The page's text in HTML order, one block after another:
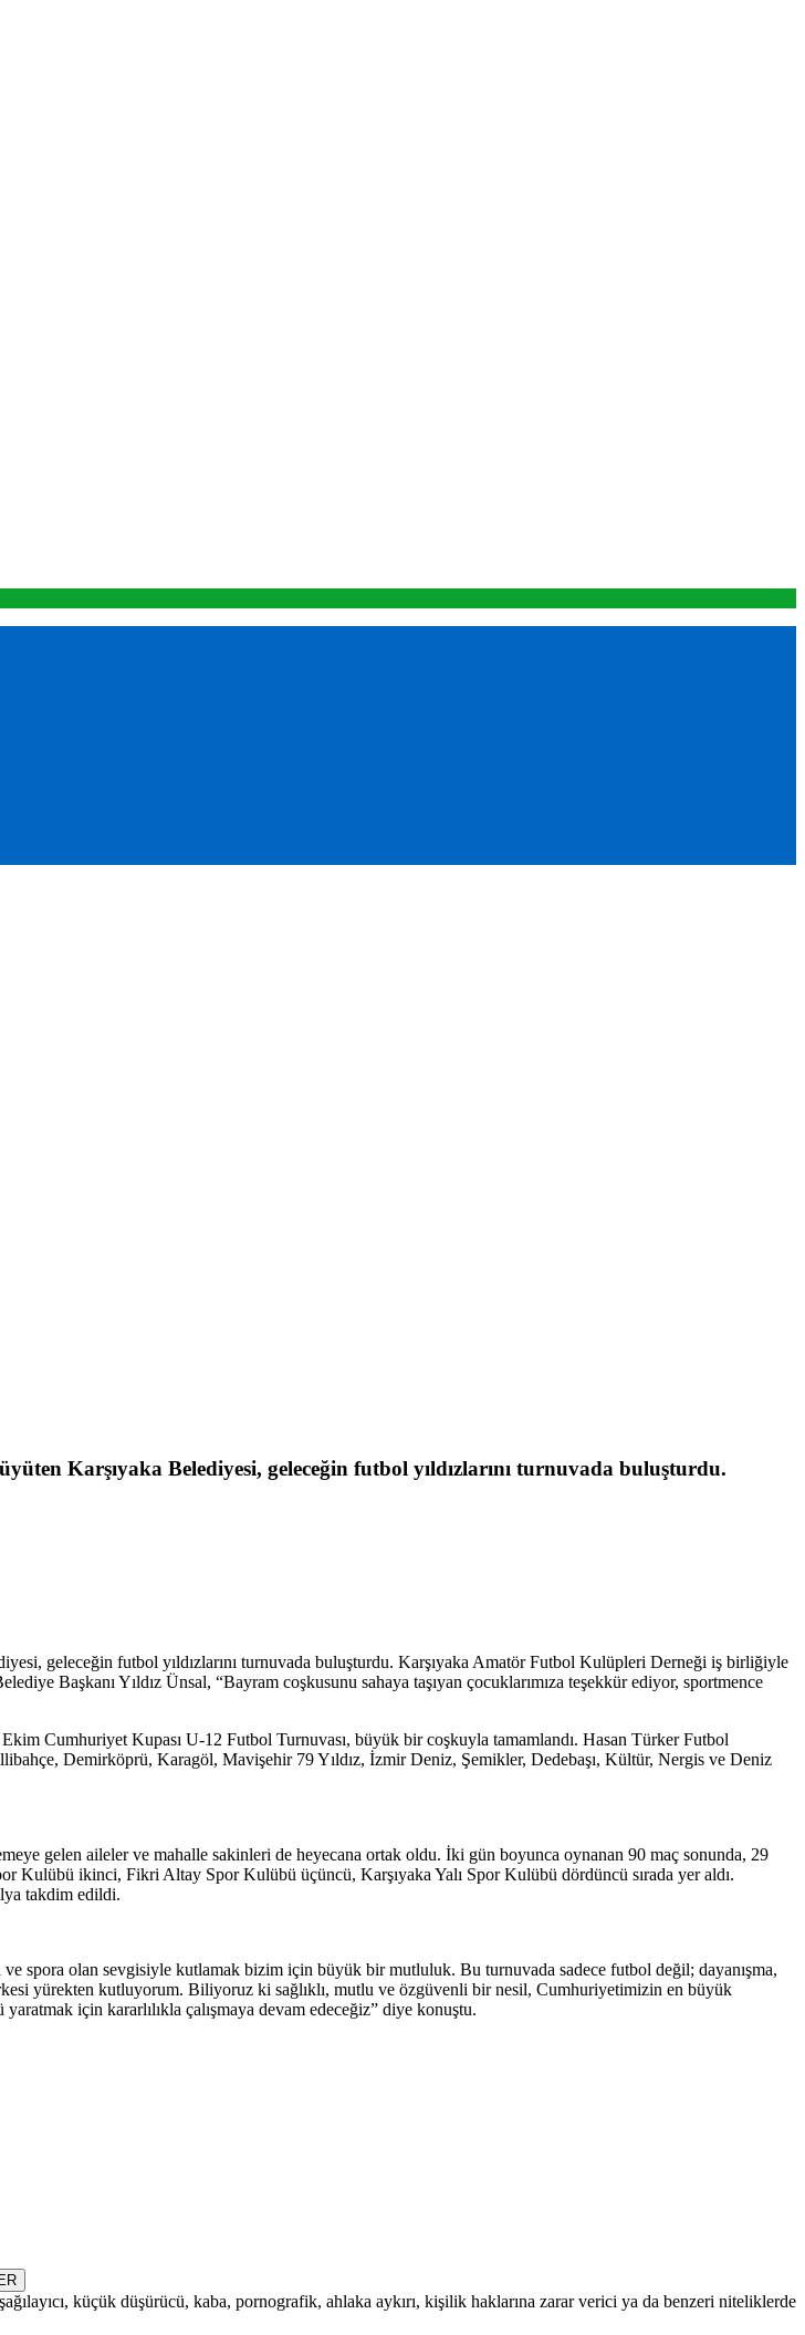
Karşıyaka Belediyesi, geleceğin futbol yıldızlarını turnuvada buluşturdu.
geleceğin futbol yıldızlarını turnuvada buluşturdu. Karşıyaka Amatör Futbol Kulüpleri Derneği iş birliğiyle
Başkanı Yıldız Ünsal, “Bayram coşkusunu sahaya taşıyan çocuklarımıza teşekkür ediyor, sportmence
Cumhuriyet Kupası U-12 Futbol Turnuvası, büyük bir coşkuyla tamamlandı. Hasan Türker Futbol
Demirköprü, Karagöl, Mavişehir 79 Yıldız, İzmir Deniz, Şemikler, Dedebaşı, Kültür, Nergis ve Deniz
gelen aileler ve mahalle sakinleri de heyecana ortak oldu. İki gün boyunca oynanan 90 maç sonunda, 29
Kulübü ikinci, Fikri Altay Spor Kulübü üçüncü, Karşıyaka Yalı Spor Kulübü dördüncü sırada yer aldı.
takdim edildi.
ve spora olan sevgisiyle kutlamak bizim için büyük bir mutluluk. Bu turnuvada sadece futbol değil; dayanışma,
yürekten kutluyorum. Biliyoruz ki sağlıklı, mutlu ve özgüvenli bir nesil, Cumhuriyetimizin en büyük
için kararlılıkla çalışmaya devam edeceğiz” diye konuştu.
küçük düşürücü, kaba, pornografik, ahlaka aykırı, kişilik haklarına zarar verici ya da benzeri niteliklerde